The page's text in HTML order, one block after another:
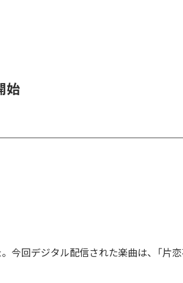
始
今回デジタル配信された楽曲は、「片恋